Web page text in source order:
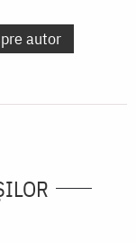
autor